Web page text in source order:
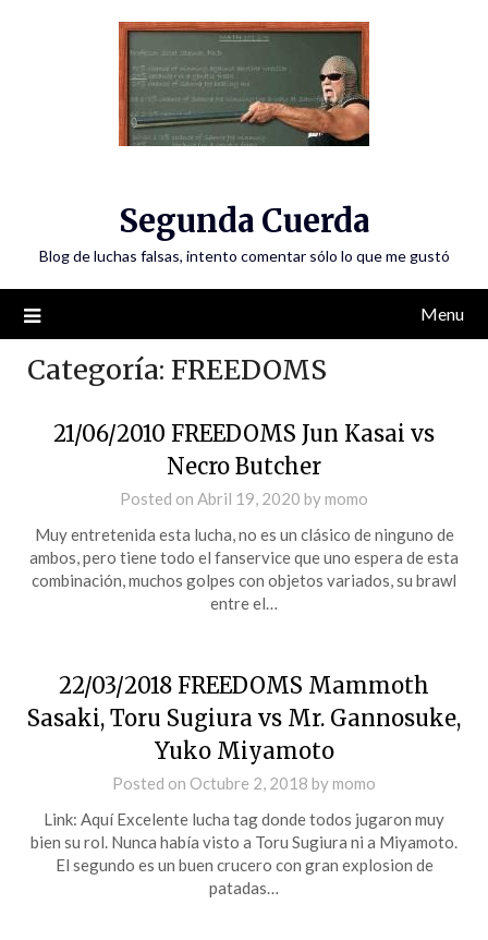
Segunda Cuerda
Blog de luchas falsas, intento comentar sólo lo que me gustó
Menu
Categoría: FREEDOMS
21/06/2010 FREEDOMS Jun Kasai vs
Necro Butcher
Posted on Abril 19, 2020 bymomo
Muy entretenida esta lucha, no es un clásico de ninguno de
ambos, pero tiene todo el fanservice que uno espera de esta
combinación, muchos golpes con objetos variados, su brawl
entre el…
22/03/2018 FREEDOMS Mammoth
Sasaki, Toru Sugiura vs Mr. Gannosuke,
Yuko Miyamoto
Posted on Octubre 2, 2018 bymomo
Link: Aquí Excelente lucha tag donde todos jugaron muy
bien su rol. Nunca había visto a Toru Sugiura ni a Miyamoto.
El segundo es un buen crucero con gran explosion de
patadas…